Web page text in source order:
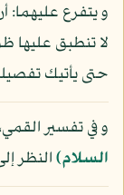
و يتفرع عليهما:
لا تنطبق عليها
حتى يأتيك
و في تفسير
السلام)النظر